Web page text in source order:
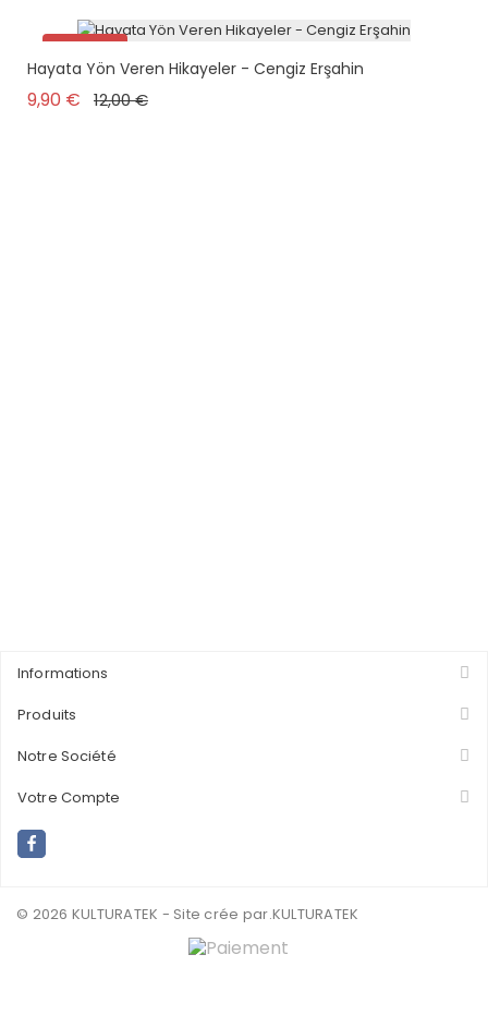
Promo !
Hayata Yön Veren Hikayeler - Cengiz Erşahin
9,90 € Prix de base
12,00 €Prix
Informations
Produits
Notre Société
Votre Compte
© 2026 KULTURATEK - Site crée par.KULTURATEK